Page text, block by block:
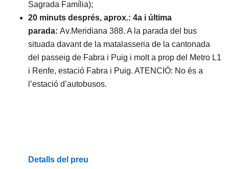
Sagrada Família);
20 minuts després, aprox.: 4a i última
parada: Av.Meridiana 388. A la parada del bus
situada davant de la matalasseria de la cantonada
del passeig de Fabra i Puig i molt a prop del Metro L1
i Renfe, estació Fabra i Puig. ATENCIÓ: No és a
l’estació d’autobusos.
Detalls del preu